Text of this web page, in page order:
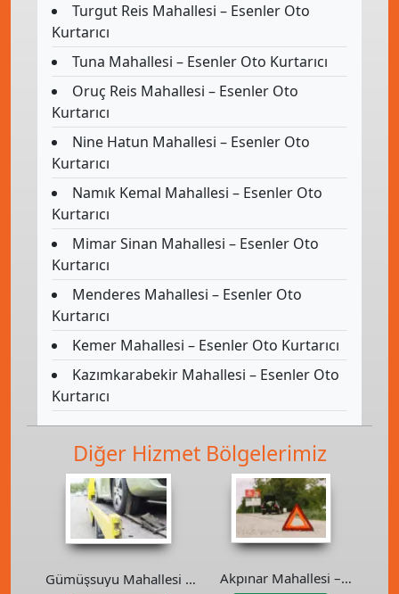
Turgut Reis Mahallesi – Esenler Oto
Kurtarıcı
Tuna Mahallesi – Esenler Oto Kurtarıcı
Oruç Reis Mahallesi – Esenler Oto
Kurtarıcı
Nine Hatun Mahallesi – Esenler Oto
Kurtarıcı
Namık Kemal Mahallesi – Esenler Oto
Kurtarıcı
Mimar Sinan Mahallesi – Esenler Oto
Kurtarıcı
Menderes Mahallesi – Esenler Oto
Kurtarıcı
Kemer Mahallesi – Esenler Oto Kurtarıcı
Kazımkarabekir Mahallesi – Esenler Oto
Kurtarıcı
Diğer Hizmet Bölgelerimiz
Gümüşsuyu Mahallesi –
Akpınar Mahallesi –